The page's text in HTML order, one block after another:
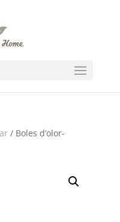
/ Boles d’olor-